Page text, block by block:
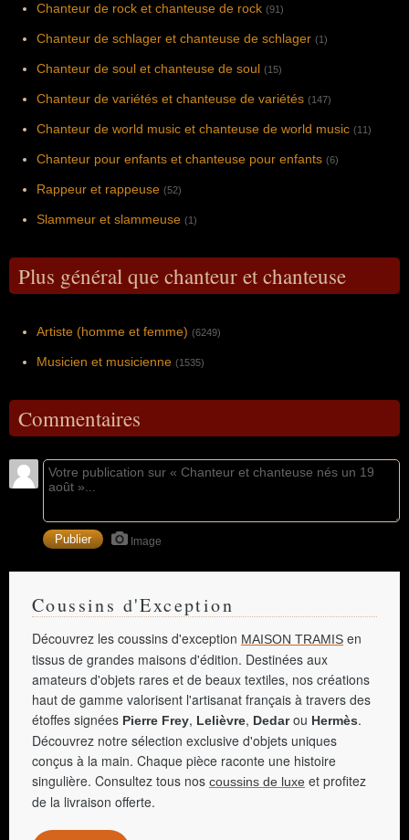
Chanteur de rock et chanteuse de rock (91)
Chanteur de schlager et chanteuse de schlager (1)
Chanteur de soul et chanteuse de soul (15)
Chanteur de variétés et chanteuse de variétés (147)
Chanteur de world music et chanteuse de world music (11)
Chanteur pour enfants et chanteuse pour enfants (6)
Rappeur et rappeuse (52)
Slammeur et slammeuse (1)
Plus général que chanteur et chanteuse
Artiste (homme et femme) (6249)
Musicien et musicienne (1535)
Commentaires
Image
Coussins d'Exception
Découvrez les coussins d'exception MAISON TRAMIS en
tissus de grandes maisons d'édition. Destinées aux
amateurs d'objets rares et de beaux textiles, nos créations
haut de gamme valorisent l'artisanat français à travers des
étoffes signées Pierre Frey, Lelièvre, Dedarou Hermès.
Découvrez notre sélection exclusive d'objets uniques
conçus à la main. Chaque pièce raconte une histoire
singulière. Consultez tous nos coussins de luxe et profitez
de la livraison offerte.